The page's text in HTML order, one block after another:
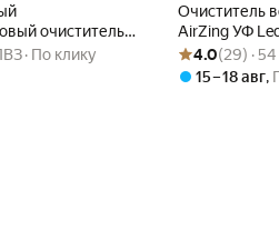
очиститель-
OSRAM
По клику
Очиститель
AirZing УФ
Рейтинг
Оценок: (29) ·
4.0(29) ·
15 – 18 авг,